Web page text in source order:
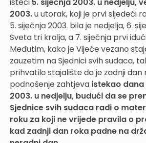
2003.u utorak, koji je prvi sljedeći
5. siječnja 2003. bila je nedjelja, 6.
Sveta tri kralja, a 7. siječnja prvi
Međutim, kako je Vijeće vezano
zauzetim na Sjednici svih sudaca,
prihvatilo stajalište da je zadnji dan
podnošenje zahtjeva istekao dana
2003. u nedjelju, budući da se
Sjednice svih sudaca radi o
roku za koji ne vrijede pravila o
kad zadnji dan roka padne na